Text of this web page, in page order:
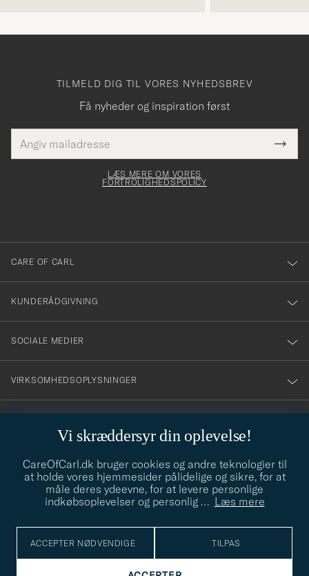
Vi skræddersyr din oplevelse!
CareOfCarl.dk bruger cookies og andre teknologier til
at holde vores hjemmesider pålidelige og sikre, for at
måle deres ydeevne, for at levere personlige
indkøbsoplevelser og personlig … Læs mere
ACCEPTER NØDVENDIGE TILPAS
TILMELD DIG TIL VORES NYHEDSBREV
Få nyheder og inspiration først
mailadresse
skal
Tack
för
dig
till
vårt
nyhetsbrev!
LÆS MERE OM VORES
FORTROLIGHEDSPOLICY
CARE OF CARL
KUNDERÅDGIVNING
SOCIALE MEDIER
VIRKSOMHEDSOPLYSNINGER
info@careofcarl.dk
Behøver du hjælp til at finde din stil? Lad os hjælpe dig, vi hjælper
gerne til!
STILRÅD